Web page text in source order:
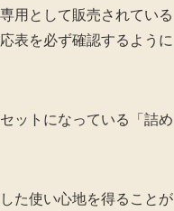
用として販売されている
表を必ず確認するように
ットになっている「詰め
た使い心地を得ることが